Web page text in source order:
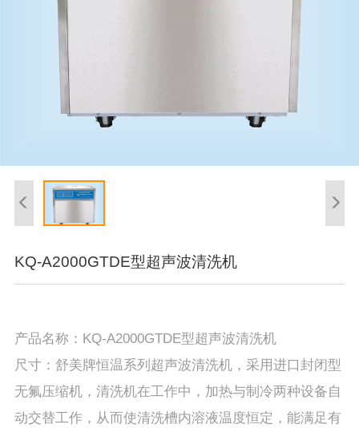
KQ-A2000GTDE型超声波清洗机
产品名称：KQ-A2000GTDE型超声波清洗机
尺寸：舒美牌恒温系列超声波清洗机，采用进口封闭型
无氟压缩机，清洗机在工作中，加热与制冷两种设备自
动交替工作，从而使清洗槽内溶液温度恒定，能满足有